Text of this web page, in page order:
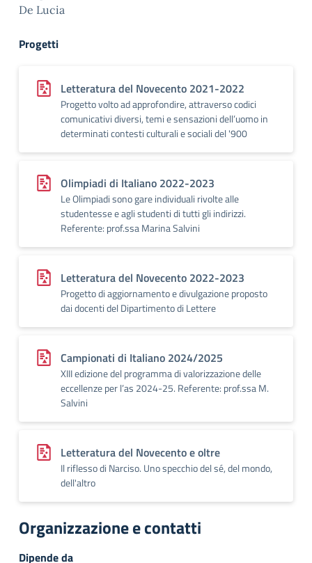
De Lucia
Progetti
Letteratura del Novecento 2021-2022
Progetto volto ad approfondire, attraverso codici
comunicativi diversi, temi e sensazioni dell’uomo in
determinati contesti culturali e sociali del '900
Olimpiadi di Italiano 2022-2023
Le Olimpiadi sono gare individuali rivolte alle
studentesse e agli studenti di tutti gli indirizzi.
Referente: prof.ssa Marina Salvini
Letteratura del Novecento 2022-2023
Progetto di aggiornamento e divulgazione proposto
dai docenti del Dipartimento di Lettere
Campionati di Italiano 2024/2025
XIII edizione del programma di valorizzazione delle
eccellenze per l’as 2024-25. Referente: prof.ssa M.
Salvini
Letteratura del Novecento e oltre
Il riflesso di Narciso. Uno specchio del sé, del mondo,
dell'altro
Organizzazione e contatti
Dipende da